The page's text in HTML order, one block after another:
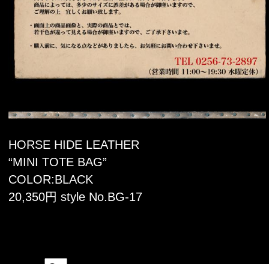
HORSE HIDE LEATHER
“MINI TOTE BAG”
COLOR:BLACK
20,350円 style No.BG-17